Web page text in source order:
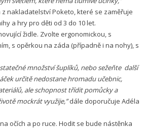
nakladatelství Poketo, které se zaměřuje
a hry pro děti od 3 do 10 let.
židle. Zvolte ergonomickou, s
s opěrkou na záda (případně i na nohy), s
množství šuplíků, nebo sežeňte další
určitě nedostane hromadu učebnic,
ale schopnost třídit pomůcky a
mockrát využije,”dále doporučuje Adéla
očích a po ruce. Hodit se bude nástěnka